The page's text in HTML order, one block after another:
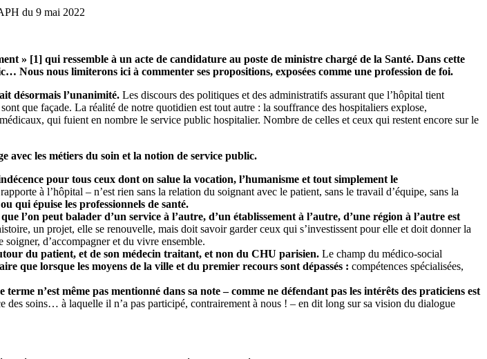
du 9 mai 2022
» [1] qui ressemble à un acte de candidature au poste de ministre chargé de la Santé. Dans cette
Nous nous limiterons ici à commenter ses propositions, exposées comme une profession de foi.
désormais l’unanimité. Les discours des politiques et des administratifs assurant que l’hôpital tient
que façade. La réalité de notre quotidien est tout autre : la souffrance des hospitaliers explose,
qui fuient en nombre le service public hospitalier. Nombre de celles et ceux qui restent encore sur le
avec les métiers du soin et la notion de service public.
pour tous ceux dont on salue la vocation, l’humanisme et tout simplement le
à l’hôpital – n’est rien sans la relation du soignant avec le patient, sans le travail d’équipe, sans la
qui épuise les professionnels de santé.
l’on peut balader d’un service à l’autre, d’un établissement à l’autre, d’une région à l’autre est
un projet, elle se renouvelle, mais doit savoir garder ceux qui s’investissent pour elle et doit donner la
d’accompagner et du vivre ensemble.
du patient, et de son médecin traitant, et non du CHU parisien. Le champ du médico-social
que lorsque les moyens de la ville et du premier recours sont dépassés : compétences spécialisées,
n’est même pas mentionné dans sa note – comme ne défendant pas les intérêts des praticiens est
des soins… à laquelle il n’a pas participé, contrairement à nous ! – en dit long sur sa vision du dialogue